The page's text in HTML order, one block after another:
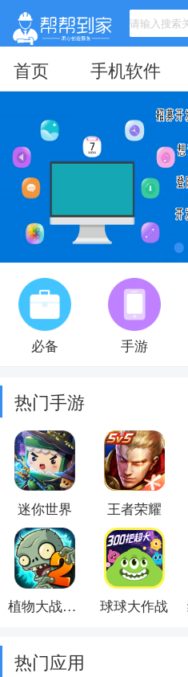
首页 手机软件
必备 手游
热门手游
迷你世界 王者荣耀
植物大战僵尸2 球球大作战
热门应用